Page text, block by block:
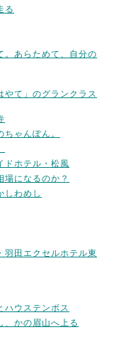
る
。あらためて、自分の
やて」のグランクラス
ゃんぽん。
ドホテル・松風
場になるのか？
しわめし
田エクセルホテル東
ウステンボス
かの眉山へ上る